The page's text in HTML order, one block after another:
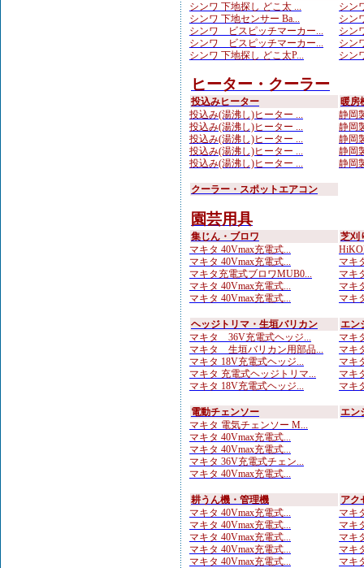
シンワ 下地探し どこ太 ...
シンワ 下地センサー Ba...
シンワ ビスピッチマーカー...
シンワ ビスピッチマーカー...
シンワ 下地探し どこ太P...
シン
シン
シン
シン
シン
ヒーター・クーラー
投込みヒーター
投込み(湯沸し)ヒーター ...
投込み(湯沸し)ヒーター ...
投込み(湯沸し)ヒーター ...
投込み(湯沸し)ヒーター ...
投込み(湯沸し)ヒーター ...
暖房
静岡
静岡
静岡
静岡
静岡
クーラー・スポットエアコン
園芸用具
集じん・ブロワ
マキタ 40Vmax充電式...
マキタ 40Vmax充電式...
マキタ充電式ブロワMUB0...
マキタ 40Vmax充電式...
マキタ 40Vmax充電式...
芝刈
マキ
マキ
マキ
マキ
ヘッジトリマ・生垣バリカン
マキタ 36V充電式ヘッジ...
マキタ 生垣バリカン用部品...
マキタ 18V充電式ヘッジ...
マキタ 充電式ヘッジトリマ...
マキタ 18V充電式ヘッジ...
エン
マキ
マキ
マキ
マキ
マキ
電動チェンソー
マキタ 電気チェンソー M...
マキタ 40Vmax充電式...
マキタ 40Vmax充電式...
マキタ 36V充電式チェン...
マキタ 40Vmax充電式...
エン
耕うん機・管理機
マキタ 40Vmax充電式...
マキタ 40Vmax充電式...
マキタ 40Vmax充電式...
マキタ 40Vmax充電式...
マキタ 40Vmax充電式...
アク
マキ
マキ
マキ
マキ
マキ